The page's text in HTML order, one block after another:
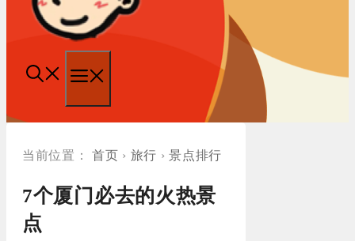
单
首页 › 旅行 ›景点排行
7个厦门必去的火热景
点